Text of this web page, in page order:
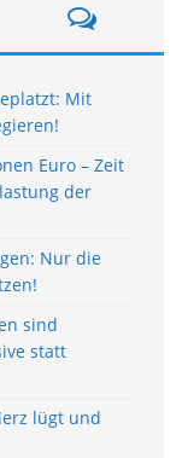
Mit
Euro – Zeit
der
Nur die
sind
statt
lügt und